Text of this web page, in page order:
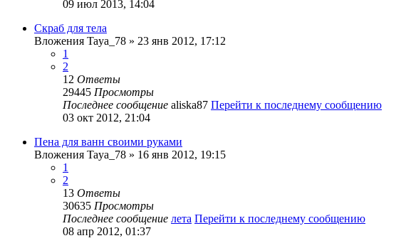
09 июл 2013, 14:04
Скраб для тела
Вложения Taya_78 » 23 янв 2012, 17:12
1
2
12 Ответы
29445 Просмотры
Последнее сообщение aliska87 Перейти к последнему сообщению
03 окт 2012, 21:04
Пена для ванн своими руками
Вложения Taya_78 » 16 янв 2012, 19:15
1
2
13 Ответы
30635 Просмотры
Последнее сообщение лета Перейти к последнему сообщению
08 апр 2012, 01:37